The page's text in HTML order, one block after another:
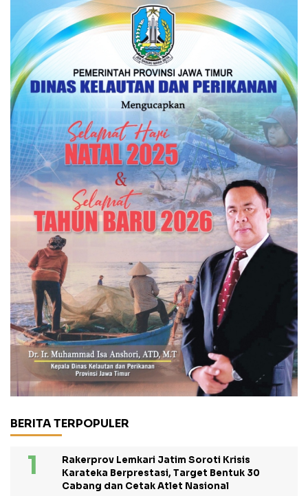
BERITA TERPOPULER
Rakerprov Lemkari Jatim Soroti Krisis
Karateka Berprestasi, Target Bentuk 30
Cabang dan Cetak Atlet Nasional